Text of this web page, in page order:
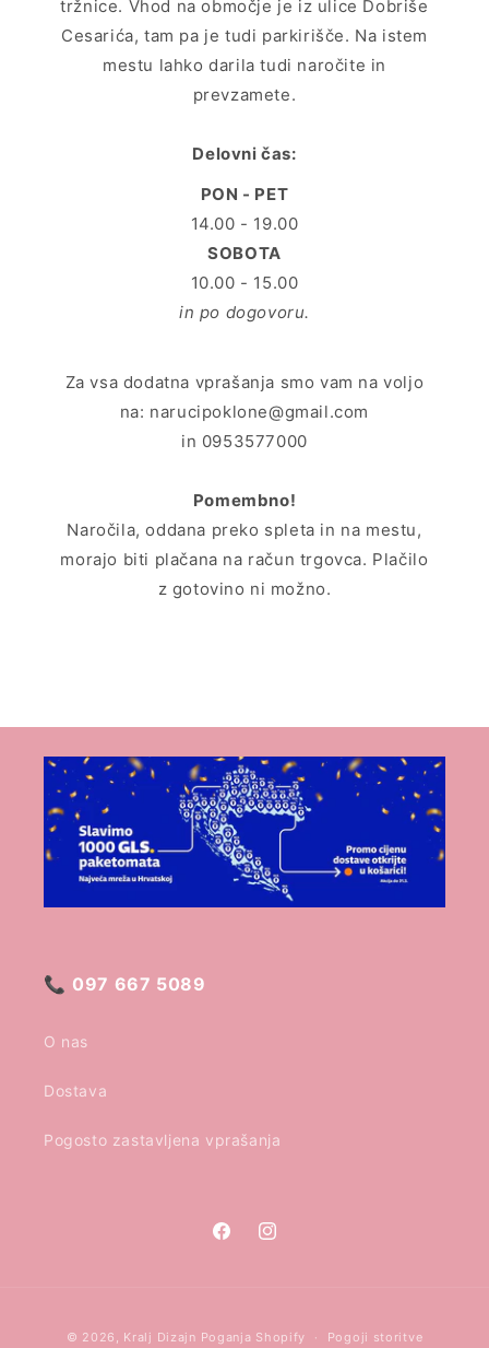
tržnice. Vhod na območje je iz ulice Dobriše
Cesarića, tam pa je tudi parkirišče. Na istem
mestu lahko darila tudi naročite in
prevzamete.
Delovni čas:
PON - PET
14.00 - 19.00
SOBOTA
10.00 - 15.00
in po dogovoru.
Za vsa dodatna vprašanja smo vam na voljo
na: narucipoklone@gmail.com
in 0953577000
Pomembno!
Naročila, oddana preko spleta in na mestu,
morajo biti plačana na račun trgovca. Plačilo
z gotovino ni možno.
📞 097 667 5089
O nas
Dostava
Pogosto zastavljena vprašanja
FacebookInstagram
© 2026, Kralj Dizajn Poganja Shopify Pogoji storitve